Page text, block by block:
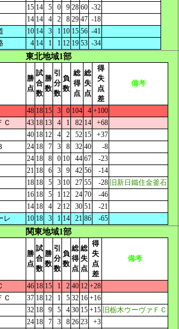
15 14 5 0 9 28 60 -32
14 14 4 2 8 29 47 -18
10 14 3 1 10 15 56 -41
4 14 1 1 12 19 53 -34
東北地域1部
勝
点
試
合
数
勝
数
引
分
数
負
数
総
得
点
総
失
点
得
失
点
差
備考
48 18 15 3 0 104 4 +100
Ｃ 43 18 13 4 1 82 14
+68
40 18 12 4 2 52 15
+37
24 18 7 3 8 32 40
-8
24 18 8 0 10 44 67
-23
21 18 6 3 9 42 56
-14
18 18 5 3 10 27 55 -28 旧新日鐵住金釜石
16 18 5 1 12 24 70
-46
14 18 4 2 12 30 51
-21
レ 10 18 3 1 14 21 86 -65
関東地域1部
勝
点
試
合
数
勝
数
引
分
数
負
数
総
得
点
総
失
点
得
失
点
差
備考
46 18 15 1 2 40 12 +28
Ｃ 37 18 12 1 5 32 16 +16
32 18 9 5 4 30 15 +15 旧栃木ウーヴァＦＣ
24 18 7 3 8 26 23
+3